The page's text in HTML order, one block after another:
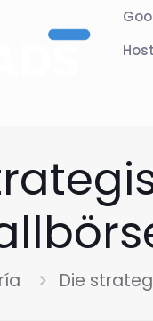
Die